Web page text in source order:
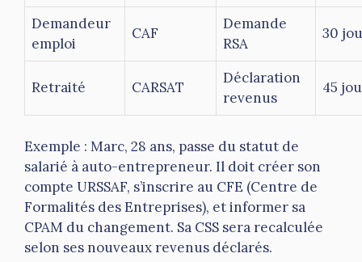
Demandeur
emploi
CAF
Demande
RSA
30
Retraité CARSAT
Déclaration
revenus
45
Exemple : Marc, 28 ans, passe du statut de
salarié à auto-entrepreneur. Il doit créer son
compte URSSAF, s’inscrire au CFE (Centre de
Formalités des Entreprises), et informer sa
CPAM du changement. Sa CSS sera recalculée
selon ses nouveaux revenus déclarés.